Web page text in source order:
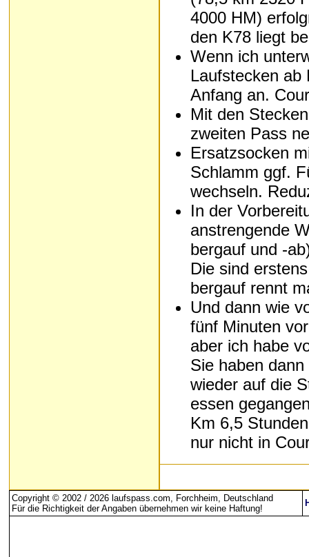
4000 HM)
den K78 liegt
Wenn ich
Laufstecken ab
Anfang an.
Mit den
zweiten Pass
Ersatzsocken
Schlamm ggf.
wechseln.
In der
anstrengende
bergauf und -
Die sind
bergauf rennt
Und dann wie
fünf Minuten
aber ich habe
Sie haben
wieder auf die
essen
Km 6,5
nur nicht in
Copyright © 2002 / 2026 laufspass.com, Forchheim, Deutschland
Für die Richtigkeit der Angaben übernehmen wir keine Haftung!